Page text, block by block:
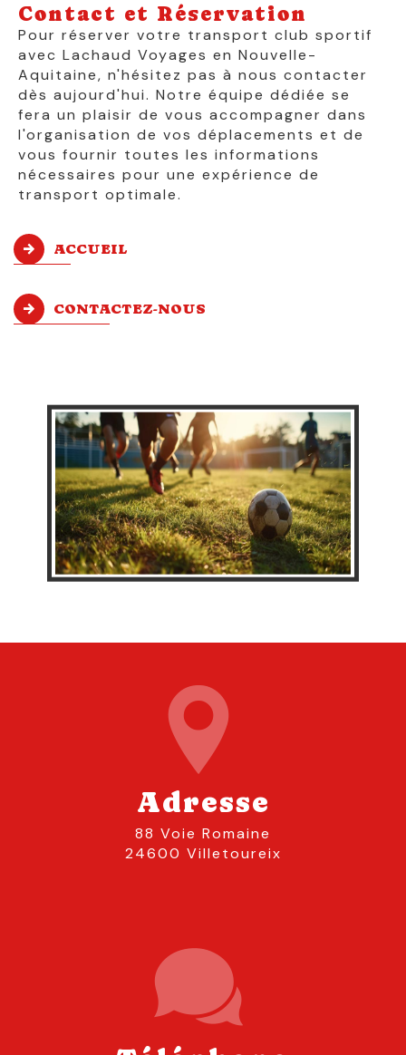
Contact et Réservation
Pour réserver votre transport club sportif
avec Lachaud Voyages en Nouvelle-
Aquitaine, n'hésitez pas à nous contacter
dès aujourd'hui. Notre équipe dédiée se
fera un plaisir de vous accompagner dans
l'organisation de vos déplacements et de
vous fournir toutes les informations
nécessaires pour une expérience de
transport optimale.
ACCUEIL
CONTACTEZ-NOUS
Adresse
88 Voie Romaine
24600 Villetoureix